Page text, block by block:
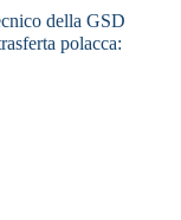
della GSD
polacca: